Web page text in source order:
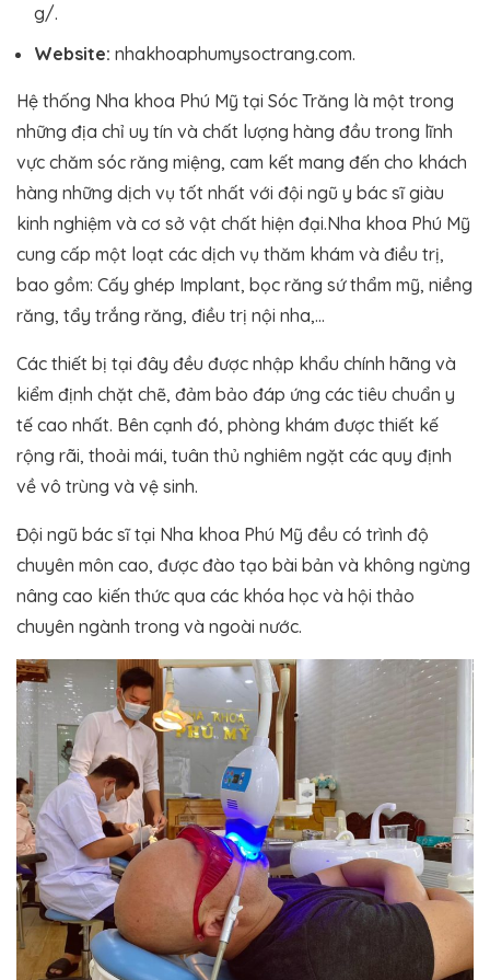
g/.
Website: nhakhoaphumysoctrang.com.
Hệ thống Nha khoa Phú Mỹ tại Sóc Trăng là một trong
những địa chỉ uy tín và chất lượng hàng đầu trong lĩnh
vực chăm sóc răng miệng, cam kết mang đến cho khách
hàng những dịch vụ tốt nhất với đội ngũ y bác sĩ giàu
kinh nghiệm và cơ sở vật chất hiện đại.Nha khoa Phú Mỹ
cung cấp một loạt các dịch vụ thăm khám và điều trị,
bao gồm: Cấy ghép Implant, bọc răng sứ thẩm mỹ, niềng
răng, tẩy trắng răng, điều trị nội nha,…
Các thiết bị tại đây đều được nhập khẩu chính hãng và
kiểm định chặt chẽ, đảm bảo đáp ứng các tiêu chuẩn y
tế cao nhất. Bên cạnh đó, phòng khám được thiết kế
rộng rãi, thoải mái, tuân thủ nghiêm ngặt các quy định
về vô trùng và vệ sinh.
Đội ngũ bác sĩ tại Nha khoa Phú Mỹ đều có trình độ
chuyên môn cao, được đào tạo bài bản và không ngừng
nâng cao kiến thức qua các khóa học và hội thảo
chuyên ngành trong và ngoài nước.